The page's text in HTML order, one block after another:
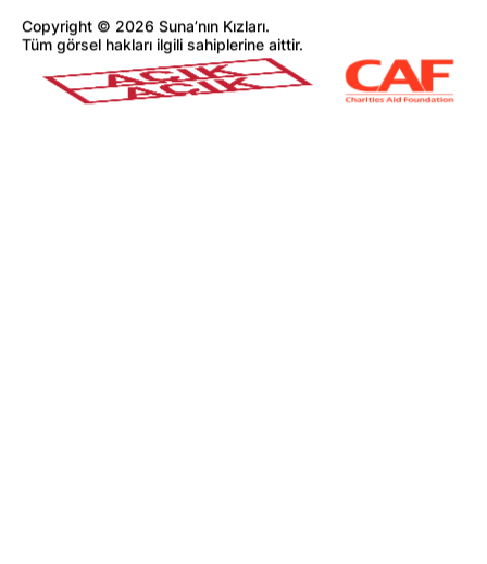
Copyright © 2026 Suna’nın Kızları.
Tüm görsel hakları ilgili sahiplerine aittir.